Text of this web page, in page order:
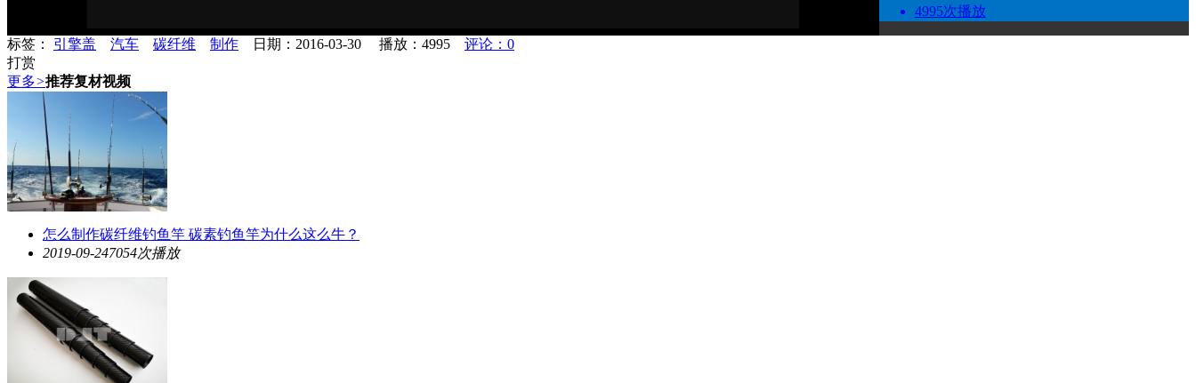
4995次播放
标签： 引擎盖 汽车 碳纤维 制作 日期：2016-03-30 播放： 4995
评论：0
打赏
更多>推荐复材视频
怎么制作碳纤维钓鱼竿 碳素钓鱼竿为什么这么牛？
2019-09-247054次播放